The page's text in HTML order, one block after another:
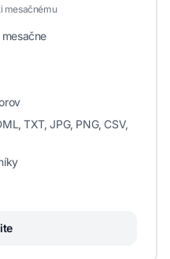
mesačnému
TXT, JPG, PNG, CSV,